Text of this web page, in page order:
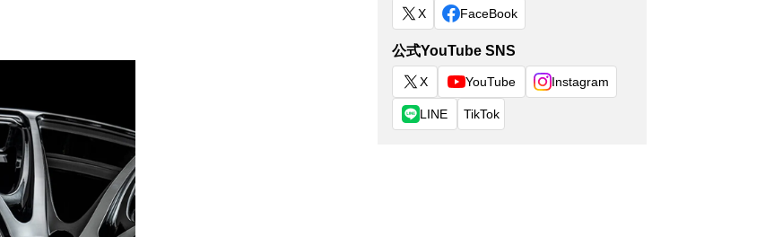
X FaceBook
公式YouTube SNS
X YouTube Instagram
LINE TikTok